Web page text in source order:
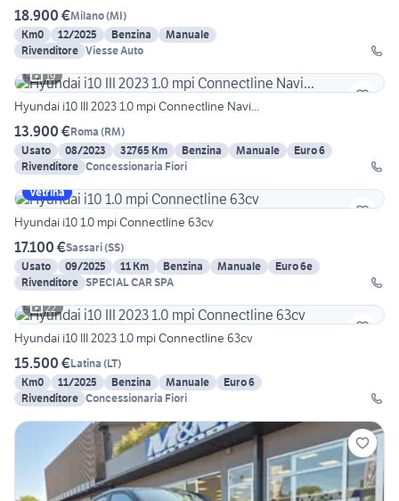
18.900 €Milano(MI)
Km0
12/2025 Benzina
Manuale
Rivenditore Viesse Auto
19
Hyundai i10 III 2023 1.0 mpi Connectline Navi...
13.900 €Roma (RM)
Usato
08/2023 32765 Km Benzina Manuale
Euro 6
Rivenditore Concessionaria Fiori
Vetrina
Hyundai i10 1.0 mpi Connectline 63cv
17.100 €Sassari(SS)
Usato
09/2025 11 Km Benzina Manuale
Euro 6e
Rivenditore SPECIAL CAR SPA
22
Hyundai i10 III 2023 1.0 mpi Connectline 63cv
15.500 €Latina (LT)
Km0
11/2025 Benzina Manuale
Euro 6
Rivenditore Concessionaria Fiori